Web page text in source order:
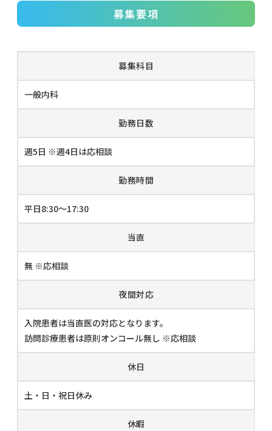
募集要項
募集科目
一般内科
勤務日数
週5日 ※週4日は応相談
勤務時間
平日8:30～17:30
当直
無 ※応相談
夜間対応
入院患者は当直医の対応となります。
訪問診療患者は原則オンコール無し ※応相談
休日
土・日・祝日休み
休暇